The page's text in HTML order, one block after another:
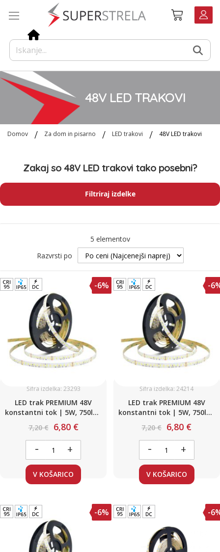
Košarica
48V LED TRAKOVI
Domov Za dom in pisarno LED trakovi 48V LED trakovi
Zakaj so 48V LED trakovi tako posebni?
Filtriraj izdelke
5 elementov
Razvrsti po
-6%
Šifra izdelka: 23293
LED trak PREMIUM 48V
konstantni tok | 5W, 750lm,
3000K - Toplo bela, 60
LED/m|vodooporen IP65
7,20 € 6,80 €
- +
V KOŠARICO
-
Šifra izdelka: 24214
LED trak PREMIUM 48V
konstantni tok | 5W, 750lm,
4000K - Nevtralno bela, 60
LED/m|vodooporen IP65
7,20 € 6,80 €
- +
V KOŠARICO
-6% -